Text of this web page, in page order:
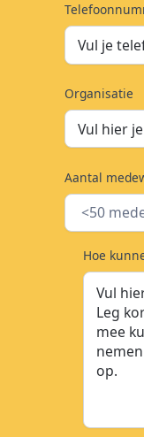
Organisatie
Aantal
Hoe